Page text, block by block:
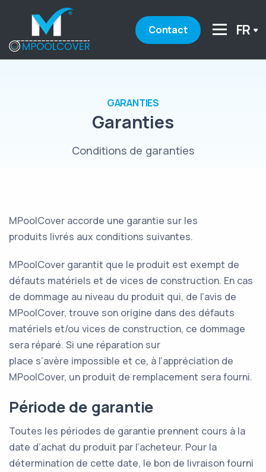
Contact FR
GARANTIES
Garanties
Conditions de garanties
MPoolCover accorde une garantie sur les
produits livrés aux conditions suivantes.
MPoolCover garantit que le produit est exempt de
défauts matériels et de vices de construction. En cas
de dommage au niveau du produit qui, de l’avis de
MPoolCover, trouve son origine dans des défauts
matériels et/ou vices de construction, ce dommage
sera réparé. Si une réparation sur
place s’avère impossible et ce, à l’appréciation de
MPoolCover, un produit de remplacement sera fourni.
Période de garantie
Toutes les périodes de garantie prennent cours à la
date d’achat du produit par l’acheteur. Pour la
détermination de cette date, le bon de livraison fourni